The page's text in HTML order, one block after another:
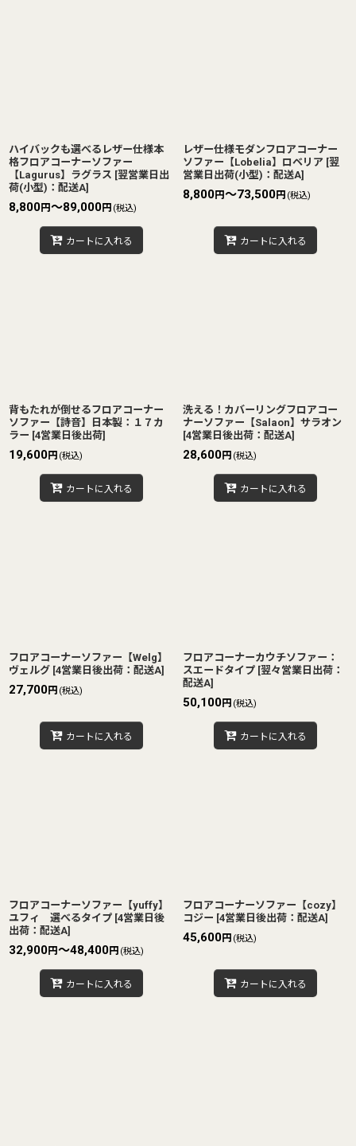
ハイバックも選べるレザー仕様本
格フロアコーナーソファー
【Lagurus】ラグラス [翌営業日出
荷(小型)：配送A]
8,800円～89,000円 (税込)
カートに入れる
レザー仕様モダンフロアコーナー
ソファー【Lobelia】ロベリア [翌
営業日出荷(小型)：配送A]
8,800円～73,500円 (税込)
カートに入れる
背もたれが倒せるフロアコーナー
ソファー【詩音】日本製：１７カ
ラー [4営業日後出荷]
19,600円 (税込)
カートに入れる
洗える！カバーリングフロアコー
ナーソファー【Salaon】サラオン
[4営業日後出荷：配送A]
28,600円 (税込)
カートに入れる
フロアコーナーソファー【Welg】
ヴェルグ [4営業日後出荷：配送A]
27,700円 (税込)
カートに入れる
フロアコーナーカウチソファー：
スエードタイプ [翌々営業日出荷：
配送A]
50,100円 (税込)
カートに入れる
フロアコーナーソファー【yuffy】
ユフィ 選べるタイプ [4営業日後
出荷：配送A]
32,900円～48,400円 (税込)
カートに入れる
フロアコーナーソファー【cozy】
コジー [4営業日後出荷：配送A]
45,600円 (税込)
カートに入れる